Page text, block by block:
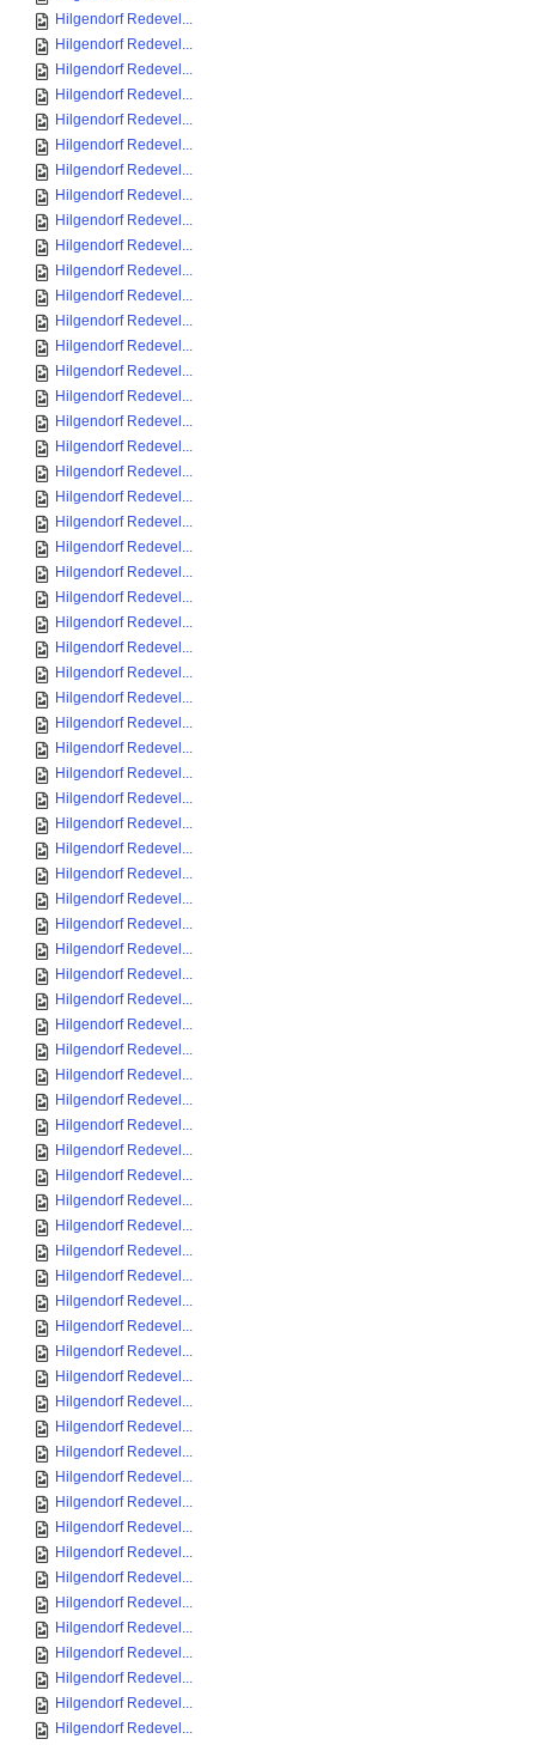
Hilgendorf Redevel...
Hilgendorf Redevel...
Hilgendorf Redevel...
Hilgendorf Redevel...
Hilgendorf Redevel...
Hilgendorf Redevel...
Hilgendorf Redevel...
Hilgendorf Redevel...
Hilgendorf Redevel...
Hilgendorf Redevel...
Hilgendorf Redevel...
Hilgendorf Redevel...
Hilgendorf Redevel...
Hilgendorf Redevel...
Hilgendorf Redevel...
Hilgendorf Redevel...
Hilgendorf Redevel...
Hilgendorf Redevel...
Hilgendorf Redevel...
Hilgendorf Redevel...
Hilgendorf Redevel...
Hilgendorf Redevel...
Hilgendorf Redevel...
Hilgendorf Redevel...
Hilgendorf Redevel...
Hilgendorf Redevel...
Hilgendorf Redevel...
Hilgendorf Redevel...
Hilgendorf Redevel...
Hilgendorf Redevel...
Hilgendorf Redevel...
Hilgendorf Redevel...
Hilgendorf Redevel...
Hilgendorf Redevel...
Hilgendorf Redevel...
Hilgendorf Redevel...
Hilgendorf Redevel...
Hilgendorf Redevel...
Hilgendorf Redevel...
Hilgendorf Redevel...
Hilgendorf Redevel...
Hilgendorf Redevel...
Hilgendorf Redevel...
Hilgendorf Redevel...
Hilgendorf Redevel...
Hilgendorf Redevel...
Hilgendorf Redevel...
Hilgendorf Redevel...
Hilgendorf Redevel...
Hilgendorf Redevel...
Hilgendorf Redevel...
Hilgendorf Redevel...
Hilgendorf Redevel...
Hilgendorf Redevel...
Hilgendorf Redevel...
Hilgendorf Redevel...
Hilgendorf Redevel...
Hilgendorf Redevel...
Hilgendorf Redevel...
Hilgendorf Redevel...
Hilgendorf Redevel...
Hilgendorf Redevel...
Hilgendorf Redevel...
Hilgendorf Redevel...
Hilgendorf Redevel...
Hilgendorf Redevel...
Hilgendorf Redevel...
Hilgendorf Redevel...
Hilgendorf Redevel...